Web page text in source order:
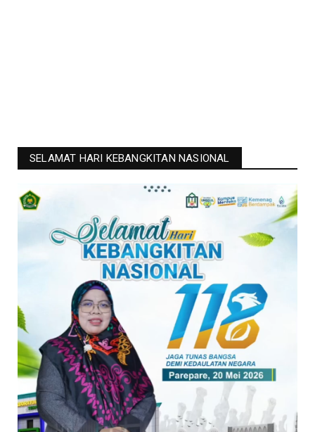
SELAMAT HARI KEBANGKITAN NASIONAL